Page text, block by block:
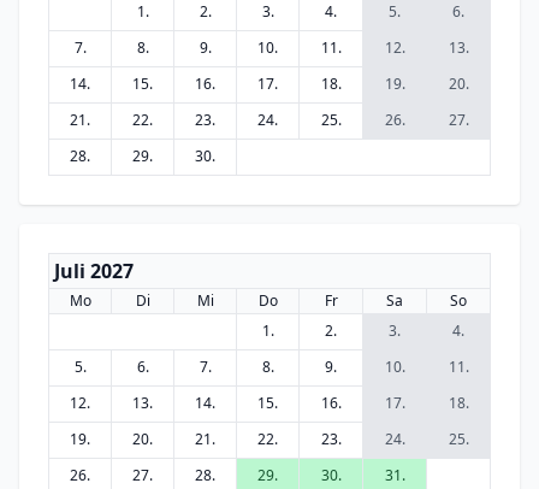
1.
2. 3. 4. 5.
6.
7.
8. 9. 10. 11. 12.
13.
14.
15. 16. 17. 18. 19.
20.
21.
22. 23. 24. 25. 26.
27.
28.
29. 30.
Juli 2027
Mo Di Mi Do Fr Sa
So
1.
2. 3.
4.
5.
6. 7. 8. 9. 10.
11.
12.
13. 14. 15. 16. 17.
18.
19.
20. 21. 22. 23. 24.
25.
26.
27. 28. 29. 30. 31.